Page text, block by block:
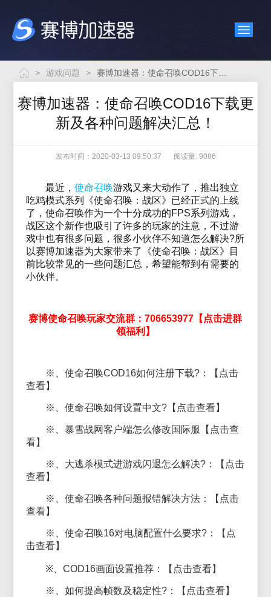
> 游戏问题 >
赛博加速器：使命召唤COD16下载更
新及各种问题解决汇总！
发布时间：2020-03-13 09:50:37 阅读量: 9086
最近， 使命召唤游戏又来大动作了，推出独立
吃鸡模式系列《使命召唤：战区》已经正式的上线
了，使命召唤作为一个十分成功的FPS系列游戏，
战区这个新作也吸引了许多的玩家的注意，不过游
戏中也有很多问题，很多小伙伴不知道怎么解决?所
以赛博加速器为大家带来了《使命召唤：战区》目
前比较常见的一些问题汇总，希望能帮到有需要的
小伙伴。
赛博使命召唤玩家交流群：706653977【点击进群
领福利】
※、使命召唤COD16如何注册下载?：【点击
查看】
※、使命召唤如何设置中文?【点击查看】
※、暴雪战网客户端怎么修改国际服【点击查
看】
※、大逃杀模式进游戏闪退怎么解决?：【点击
查看】
※、使命召唤各种问题报错解决方法：【点击
查看】
※、使命召唤16对电脑配置什么要求?：【点
击查看】
※、COD16画面设置推荐：【点击查看】
※、如何提高帧数及稳定性?：【点击查看】